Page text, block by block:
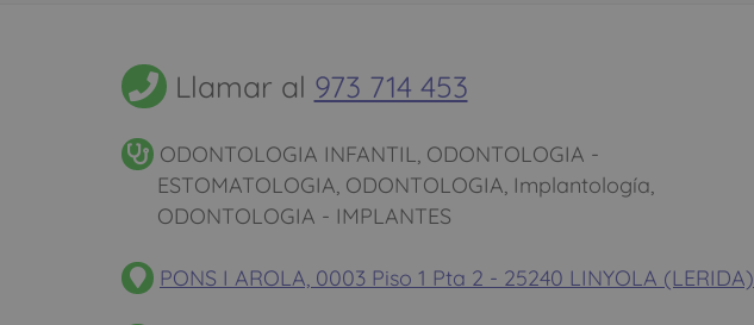
Llamar al 973 714 453
ODONTOLOGIA INFANTIL, ODONTOLOGIA -
ESTOMATOLOGIA, ODONTOLOGIA, Implantología,
ODONTOLOGIA - IMPLANTES
PONS I AROLA, 0003 Piso 1 Pta 2 - 25240 LINYOLA (LERIDA)